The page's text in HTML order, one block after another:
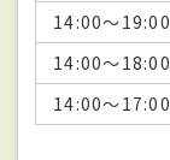
14:00～19:00
14:00～18:00
14:00～17:00